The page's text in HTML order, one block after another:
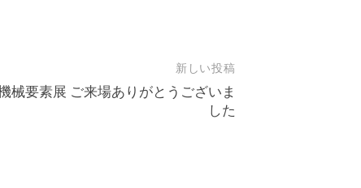
新しい投稿
械要素展 ご来場ありがとうございま
した